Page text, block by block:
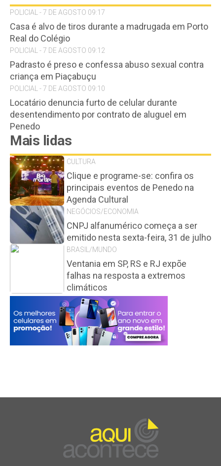
POLICIAL - 7 DE AGOSTO 09:17
Casa é alvo de tiros durante a madrugada em Porto
Real do Colégio
POLICIAL - 7 DE AGOSTO 09:12
Padrasto é preso e confessa abuso sexual contra
criança em Piaçabuçu
POLICIAL - 7 DE AGOSTO 09:10
Locatário denuncia furto de celular durante
desentendimento por contrato de aluguel em
Penedo
Mais lidas
CULTURA
Clique e programe-se: confira os
principais eventos de Penedo na
Agenda Cultural
NEGÓCIOS/ECONOMIA
CNPJ alfanumérico começa a ser
emitido nesta sexta-feira, 31 de julho
BRASIL/MUNDO
Ventania em SP, RS e RJ expõe
falhas na resposta a extremos
climáticos